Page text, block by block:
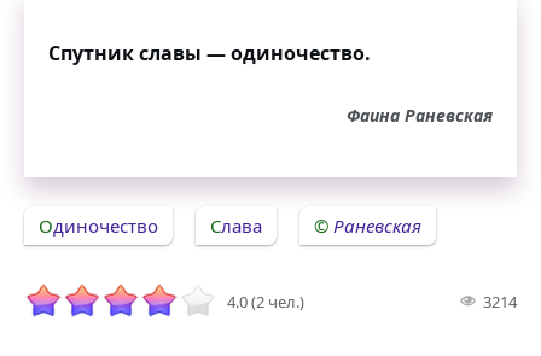
Спутник славы — одиночество.
Фаина Раневская
Одиночество Слава Раневская
4.0 (2 чел.) 3214